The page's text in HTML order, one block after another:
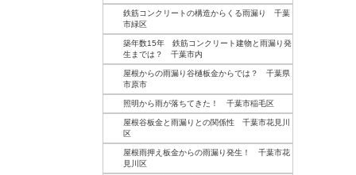
鉄筋コンクリートの構造からくる雨漏り 千葉
市緑区
築年数15年 鉄筋コンクリート建物と雨漏り発
生までは？ 千葉市内
屋根からの雨漏り谷樋板金からでは？ 千葉県
市原市
照明から雨が落ちてきた！ 千葉市稲毛区
屋根谷板金と雨漏りとの関係性 千葉市花見川
区
屋根雨押え板金からの雨漏り発生！ 千葉市花
見川区